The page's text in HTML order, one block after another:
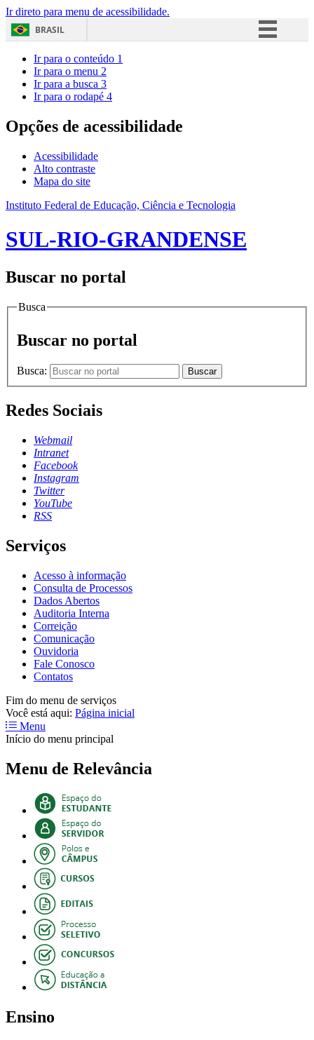
Ir direto para menu de acessibilidade.
BRASIL
Acesso à informação
Ir para o conteúdo 1
Ir para o menu 2
Ir para a busca 3
Ir para o rodapé 4
Opções de acessibilidade
Acessibilidade
Alto contraste
Mapa do site
Instituto Federal de Educação, Ciência e Tecnologia
SUL-RIO-GRANDENSE
Buscar no portal
Busca
Buscar no portal
Busca: Buscar
Redes Sociais
Webmail
Intranet
Facebook
Instagram
Twitter
YouTube
RSS
Serviços
Acesso à informação
Consulta de Processos
Dados Abertos
Auditoria Interna
Correição
Comunicação
Ouvidoria
Fale Conosco
Contatos
Fim do menu de serviços
Você está aqui: Página inicial
Menu
Início do menu principal
Menu de Relevância
Ensino